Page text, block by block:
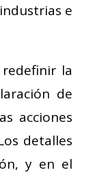
e
la
de
acciones
detalles
y en el